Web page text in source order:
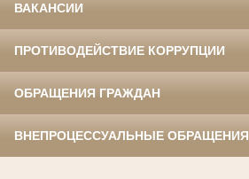
ВАКАНСИИ
ПРОТИВОДЕЙСТВИЕ КОРРУПЦИИ
ОБРАЩЕНИЯ ГРАЖДАН
ВНЕПРОЦЕССУАЛЬНЫЕ ОБРАЩЕНИЯ